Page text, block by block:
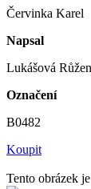
Červinka Karel
Napsal
Lukášová
Označení
B0482
Koupit
Tento obrázek